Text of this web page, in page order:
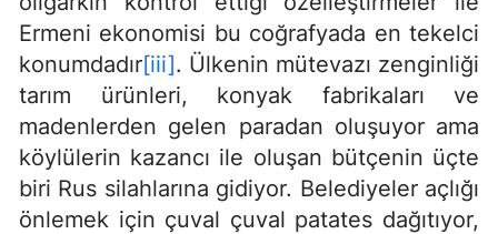
Ermeni ekonomisi bu coğrafyada en tekelci
konumdadır[iii]. Ülkenin mütevazı zenginliği
tarım ürünleri, konyak fabrikaları ve
madenlerden gelen paradan oluşuyor ama
köylülerin kazancı ile oluşan bütçenin üçte
biri Rus silahlarına gidiyor. Belediyeler açlığı
önlemek için çuval çuval patates dağıtıyor,